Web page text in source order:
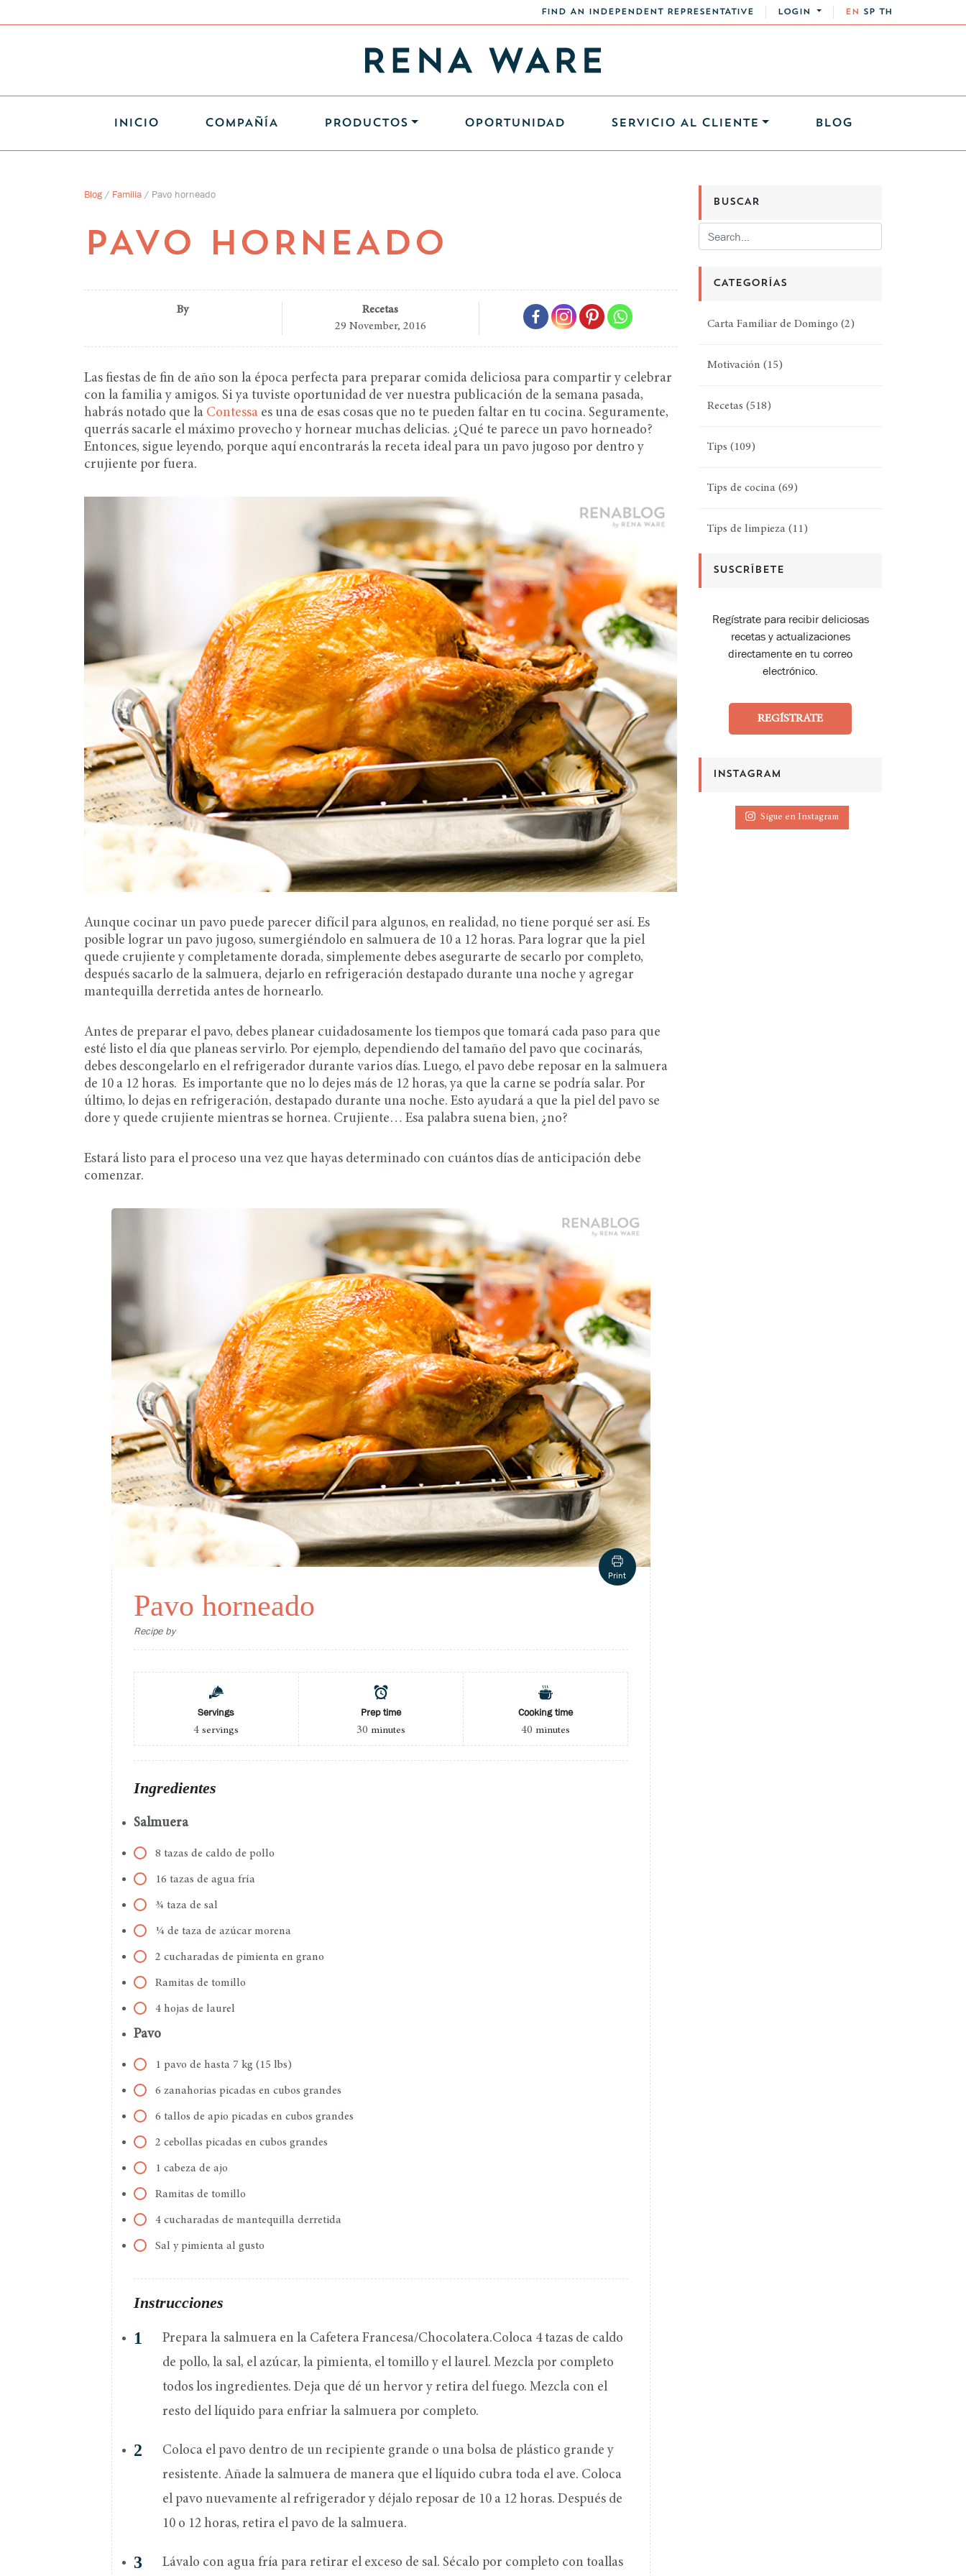
FIND AN INDEPENDENT REPRESENTATIVE LOGIN EN SP TH
INICIO COMPAÑÍA PRODUCTOS OPORTUNIDAD SERVICIO AL CLIENTE BLOG
Blog / Familia / Pavo horneado
PAVO HORNEADO
By
Recetas
29 November, 2016
Las fiestas de fin de año son la época perfecta para preparar comida deliciosa para compartir y celebrar
con la familia y amigos. Si ya tuviste oportunidad de ver nuestra publicación de la semana pasada,
habrás notado que la Contessa es una de esas cosas que no te pueden faltar en tu cocina. Seguramente,
querrás sacarle el máximo provecho y hornear muchas delicias. ¿Qué te parece un pavo horneado?
Entonces, sigue leyendo, porque aquí encontrarás la receta ideal para un pavo jugoso por dentro y
crujiente por fuera.
Aunque cocinar un pavo puede parecer difícil para algunos, en realidad, no tiene porqué ser así. Es
posible lograr un pavo jugoso, sumergiéndolo en salmuera de 10 a 12 horas. Para lograr que la piel
quede crujiente y completamente dorada, simplemente debes asegurarte de secarlo por completo,
después sacarlo de la salmuera, dejarlo en refrigeración destapado durante una noche y agregar
mantequilla derretida antes de hornearlo.
Antes de preparar el pavo, debes planear cuidadosamente los tiempos que tomará cada paso para que
esté listo el día que planeas servirlo. Por ejemplo, dependiendo del tamaño del pavo que cocinarás,
debes descongelarlo en el refrigerador durante varios días. Luego, el pavo debe reposar en la salmuera
de 10 a 12 horas. Es importante que no lo dejes más de 12 horas, ya que la carne se podría salar. Por
último, lo dejas en refrigeración, destapado durante una noche. Esto ayudará a que la piel del pavo se
dore y quede crujiente mientras se hornea. Crujiente… Esa palabra suena bien, ¿no?
Estará listo para el proceso una vez que hayas determinado con cuántos días de anticipación debe
comenzar.
Print
Pavo horneado
Recipe by
Servings
4 servings
Prep time
30 minutes
Cooking time
40 minutes
Ingredientes
Salmuera
8 tazas de caldo de pollo
16 tazas de agua fría
¾ taza de sal
¼ de taza de azúcar morena
2 cucharadas de pimienta en grano
Ramitas de tomillo
4 hojas de laurel
Pavo
1 pavo de hasta 7 kg (15 lbs)
6 zanahorias picadas en cubos grandes
6 tallos de apio picadas en cubos grandes
2 cebollas picadas en cubos grandes
1 cabeza de ajo
Ramitas de tomillo
4 cucharadas de mantequilla derretida
Sal y pimienta al gusto
Instrucciones
Prepara la salmuera en la Cafetera Francesa/Chocolatera.Coloca 4 tazas de caldo
de pollo, la sal, el azúcar, la pimienta, el tomillo y el laurel. Mezcla por completo
todos los ingredientes. Deja que dé un hervor y retira del fuego. Mezcla con el
resto del líquido para enfriar la salmuera por completo.
Coloca el pavo dentro de un recipiente grande o una bolsa de plástico grande y
resistente. Añade la salmuera de manera que el líquido cubra toda el ave. Coloca
el pavo nuevamente al refrigerador y déjalo reposar de 10 a 12 horas. Después de
10 o 12 horas, retira el pavo de la salmuera.
Lávalo con agua fría para retirar el exceso de sal. Sécalo por completo con toallas
BUSCAR
CATEGORÍAS
Carta Familiar de Domingo (2)
Motivación (15)
Recetas (518)
Tips (109)
Tips de cocina (69)
Tips de limpieza (11)
SUSCRÍBETE
Regístrate para recibir deliciosas
recetas y actualizaciones
directamente en tu correo
electrónico.
REGÍSTRATE
INSTAGRAM
Sigue en Instagram